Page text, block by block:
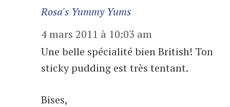
Rosa's Yummy Yums
4 mars 2011 à 10:03 am
Une belle spécialité bien British! Ton
sticky pudding est très tentant.
Bises,